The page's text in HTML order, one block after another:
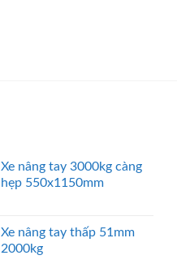
Xe nâng tay 3000kg càng
hẹp 550x1150mm
Xe nâng tay thấp 51mm
2000kg